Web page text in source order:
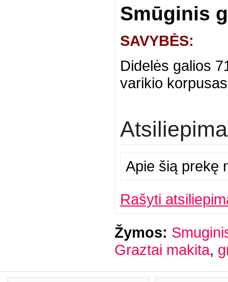
Smūginis
SAVYBĖS:
Didelės galios
varikio
Apie šią prekę
Rašyti
Žymos:
Graztai makita,